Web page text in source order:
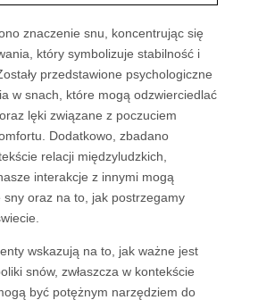
znaczenie snu, koncentrując się
który symbolizuje stabilność i
przedstawione psychologiczne
w snach, które mogą odzwierciedlać
lęki związane z poczuciem
Dodatkowo, zbadano
relacji międzyludzkich,
interakcje z innymi mogą
sny oraz na to, jak postrzegamy
wskazują na to, jak ważne jest
snów, zwłaszcza w kontekście
być potężnym narzędziem do